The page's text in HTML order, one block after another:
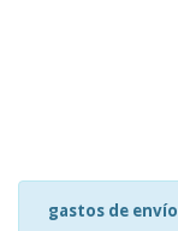
gastos de envío